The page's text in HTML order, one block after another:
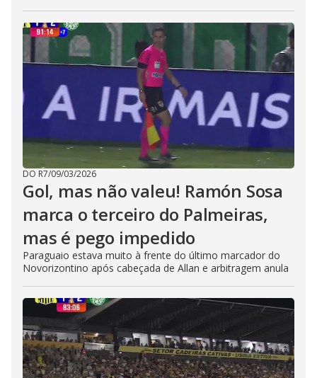
DO R7/09/03/2026
Gol, mas não valeu! Ramón Sosa
marca o terceiro do Palmeiras,
mas é pego impedido
Paraguaio estava muito à frente do último marcador do
Novorizontino após cabeçada de Allan e arbitragem anula